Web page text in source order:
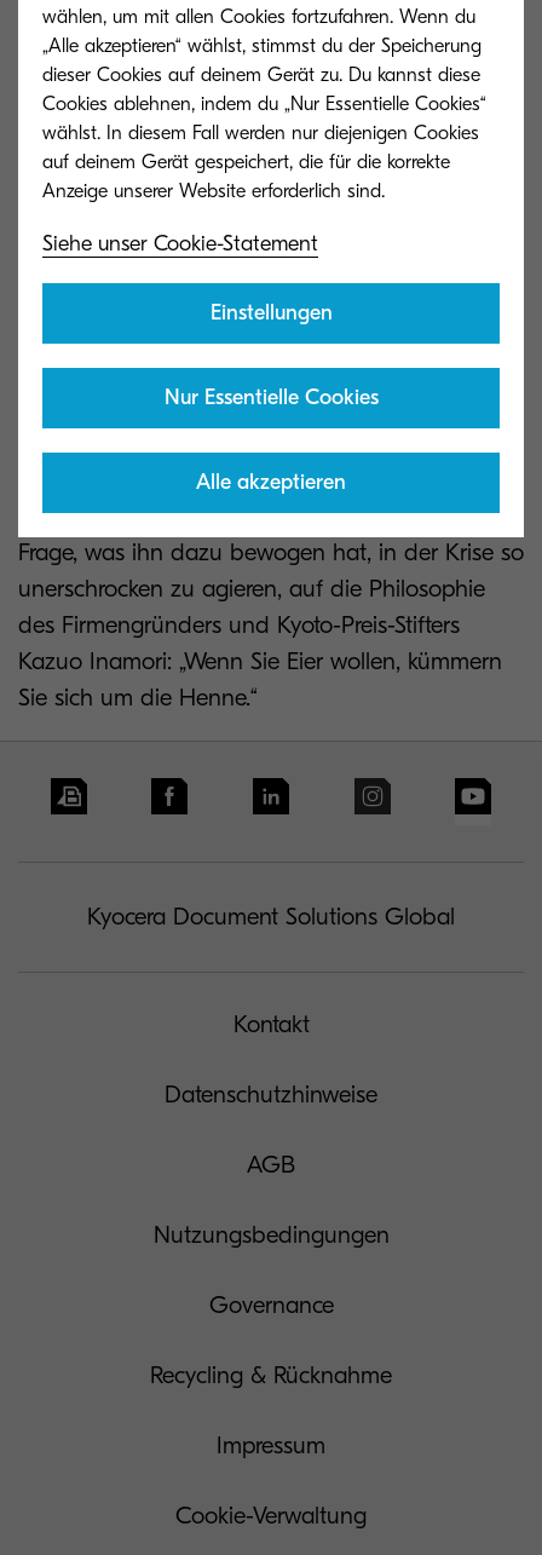
16% hinter HP und Brother. „Wenig überraschend
ist das A4 Segment durch die Corona-bedingte
Nachfrage nach Homeoffice Ausstattung am
stärksten gewachsen“ analysiert Senior
Vertriebsdirektor Stephen Schienbein. „Bei
Farbsystemen haben wir uns mit Wachstumsraten
von fast 70% bei MFP und 40% bei Druckern an
natürlich Federn gelassen, trotzdem sind Kyocera
Systeme in jeder Kategorie die meistgekauften
Rückkehr ebenso begrüßt wie unsere
Fachhändler“ vermutet Nick und verweist bei der
Frage, was ihn dazu bewogen hat, in der Krise so
unerschrocken zu agieren, auf die Philosophie
des Firmengründers und Kyoto-Preis-Stifters
Kazuo Inamori: „Wenn Sie Eier wollen, kümmern
Sie sich um die Henne.“
Kyocera Document Solutions Global
Kontakt
Datenschutzhinweise
AGB
Nutzungsbedingungen
Governance
Recycling & Rücknahme
Impressum
Cookie-Verwaltung
wählen, um mit allen Cookies fortzufahren. Wenn du
„Alle akzeptieren“ wählst, stimmst du der Speicherung
dieser Cookies auf deinem Gerät zu. Du kannst diese
Cookies ablehnen, indem du „Nur Essentielle Cookies“
wählst. In diesem Fall werden nur diejenigen Cookies
auf deinem Gerät gespeichert, die für die korrekte
Siehe unser Cookie-Statement
Einstellungen
Nur Essentielle Cookies
Alle akzeptieren